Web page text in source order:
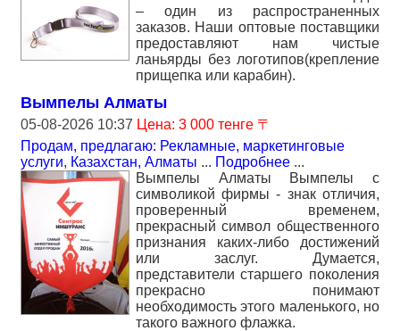
– один из распространенных
заказов. Наши оптовые поставщики
предоставляют нам чистые
ланьярды без логотипов(крепление
прищепка или карабин).
Вымпелы Алматы
05-08-2026 10:37 Цена: 3 000 тенге 〒
Продам, предлагаю: Рекламные, маркетинговые
услуги, Казахстан, Алматы ... Подробнее ...
Вымпелы Алматы Вымпелы с
символикой фирмы - знак отличия,
проверенный временем,
прекрасный символ общественного
признания каких-либо достижений
или заслуг. Думается,
представители старшего поколения
прекрасно понимают
необходимость этого маленького, но
такого важного флажка.